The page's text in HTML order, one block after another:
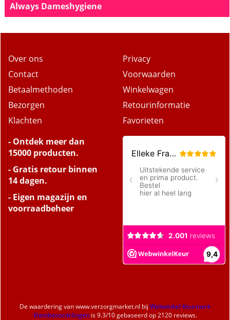
Always Dameshygiene
Over ons
Contact
Betaalmethoden
Bezorgen
Klachten
Privacy
Voorwaarden
Winkelwagen
Retourinformatie
Favorieten
- Ontdek meer dan
15000 producten.
- Gratis retour binnen
14 dagen.
- Eigen magazijn en
voorraadbeheer
De waardering vanwww.verzorgmarket.nl bij Webwinkel Keurmerk
Klantbeoordelingenis9.3/10gebaseerd op 2120 reviews.